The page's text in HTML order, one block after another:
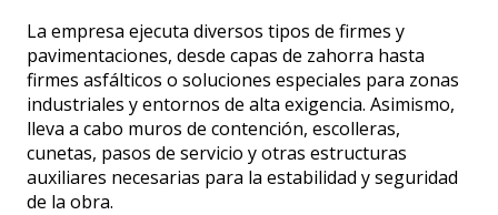
La empresa ejecuta diversos tipos de firmes y
pavimentaciones, desde capas de zahorra hasta
firmes asfálticos o soluciones especiales para zonas
industriales y entornos de alta exigencia. Asimismo,
lleva a cabo muros de contención, escolleras,
cunetas, pasos de servicio y otras estructuras
auxiliares necesarias para la estabilidad y seguridad
de la obra.